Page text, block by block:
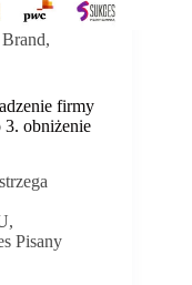
Brand,
firmy
3. obniżenie
,
Pisany